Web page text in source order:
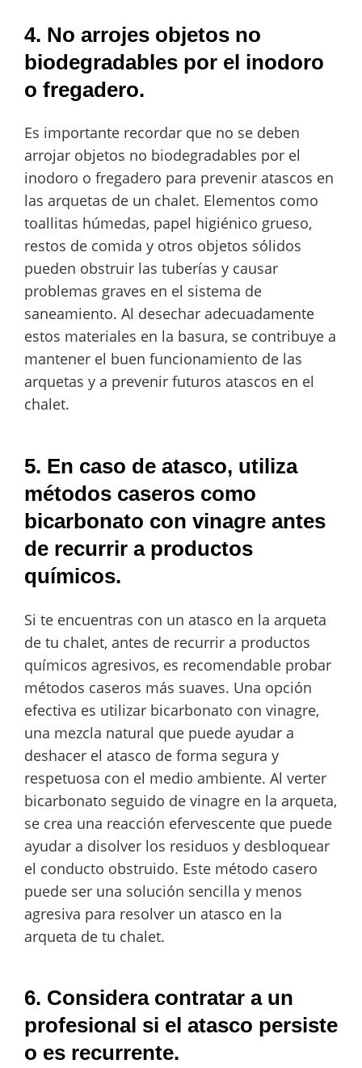
4. No arrojes objetos no
biodegradables por el inodoro
o fregadero.
Es importante recordar que no se deben
arrojar objetos no biodegradables por el
inodoro o fregadero para prevenir atascos en
las arquetas de un chalet. Elementos como
toallitas húmedas, papel higiénico grueso,
restos de comida y otros objetos sólidos
pueden obstruir las tuberías y causar
problemas graves en el sistema de
saneamiento. Al desechar adecuadamente
estos materiales en la basura, se contribuye a
mantener el buen funcionamiento de las
arquetas y a prevenir futuros atascos en el
chalet.
5. En caso de atasco, utiliza
métodos caseros como
bicarbonato con vinagre antes
de recurrir a productos
químicos.
Si te encuentras con un atasco en la arqueta
de tu chalet, antes de recurrir a productos
químicos agresivos, es recomendable probar
métodos caseros más suaves. Una opción
efectiva es utilizar bicarbonato con vinagre,
una mezcla natural que puede ayudar a
deshacer el atasco de forma segura y
respetuosa con el medio ambiente. Al verter
bicarbonato seguido de vinagre en la arqueta,
se crea una reacción efervescente que puede
ayudar a disolver los residuos y desbloquear
el conducto obstruido. Este método casero
puede ser una solución sencilla y menos
agresiva para resolver un atasco en la
arqueta de tu chalet.
6. Considera contratar a un
profesional si el atasco persiste
o es recurrente.